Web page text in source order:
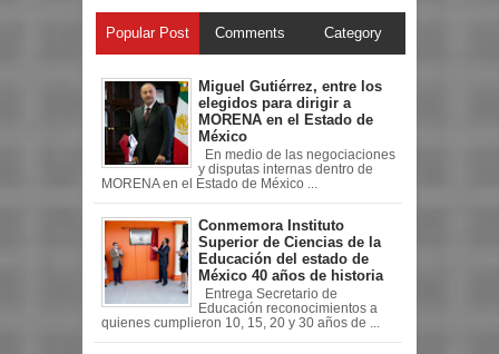
Popular Post Comments Category
Miguel Gutiérrez, entre los
elegidos para dirigir a
MORENA en el Estado de
México
En medio de las negociaciones
y disputas internas dentro de
MORENA en el Estado de México ...
Conmemora Instituto
Superior de Ciencias de la
Educación del estado de
México 40 años de historia
Entrega Secretario de
Educación reconocimientos a
quienes cumplieron 10, 15, 20 y 30 años de ...